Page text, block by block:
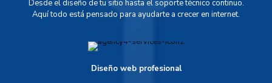
Desde el diseño de tu sitio hasta el soporte técnico continuo.
Aquí todo está pensado para ayudarte a crecer en internet.
Diseño web profesional